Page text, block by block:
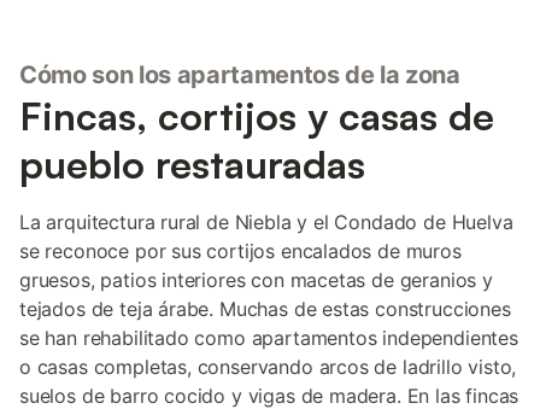
Cómo son los apartamentos de la zona
Fincas, cortijos y casas de
pueblo restauradas
La arquitectura rural de Niebla y el Condado de Huelva
se reconoce por sus cortijos encalados de muros
gruesos, patios interiores con macetas de geranios y
tejados de teja árabe. Muchas de estas construcciones
se han rehabilitado como apartamentos independientes
o casas completas, conservando arcos de ladrillo visto,
suelos de barro cocido y vigas de madera. En las fincas